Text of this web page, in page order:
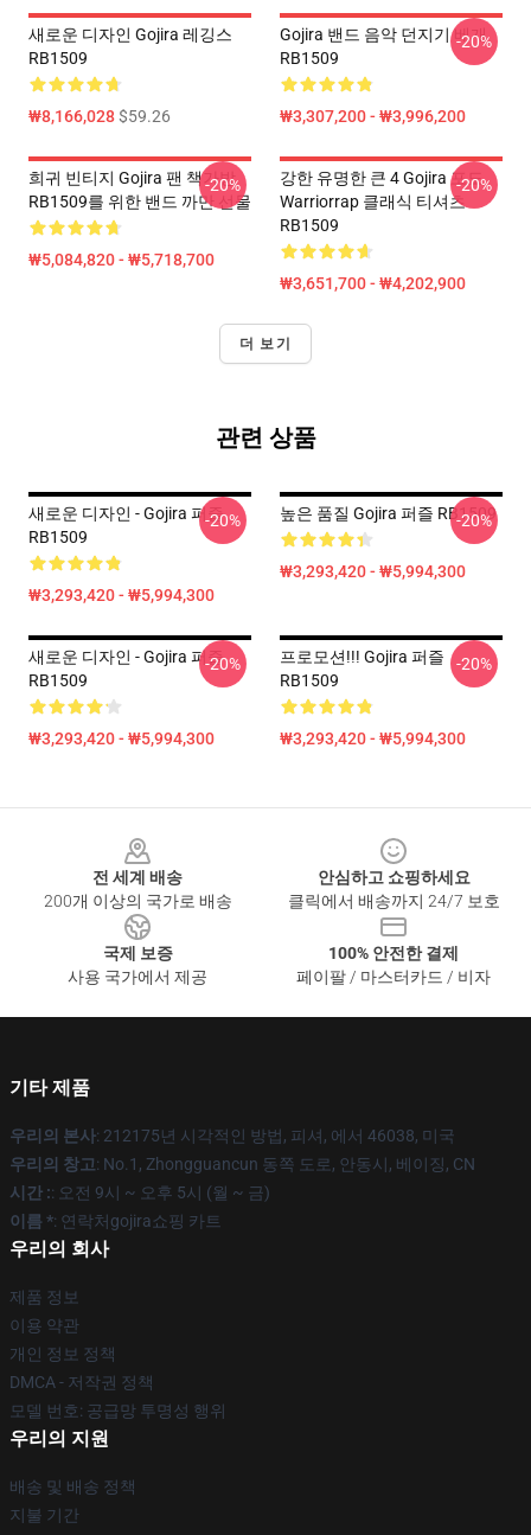
새로운 디자인 Gojira 레깅스
RB1509
₩8,166,028$59.26
Gojira 밴드 음악 던지기 베개
RB1509
₩3,307,200 - ₩3,996,200
-20%
희귀 빈티지 Gojira 팬 책가방
RB1509를 위한 밴드 까만 선물
₩5,084,820 - ₩5,718,700
-20%
강한 유명한 큰 4 Gojira 포도
Warriorrap 클래식 티셔츠
RB1509
₩3,651,700 - ₩4,202,900
-20%
더 보기
관련 상품
새로운 디자인 - Gojira 퍼즐
RB1509
₩3,293,420 - ₩5,994,300
-20% 높은 품질 Gojira 퍼즐 RB1509
₩3,293,420 - ₩5,994,300
-20%
새로운 디자인 - Gojira 퍼즐
RB1509
₩3,293,420 - ₩5,994,300
-20%
프로모션!!! Gojira 퍼즐
RB1509
₩3,293,420 - ₩5,994,300
-20%
전 세계 배송
200개 이상의 국가로 배송
안심하고 쇼핑하세요
클릭에서 배송까지 24/7 보호
국제 보증
사용 국가에서 제공
100% 안전한 결제
페이팔 / 마스터카드 / 비자
기타 제품
우리의 본사: 212175년 시각적인 방법, 피셔, 에서 46038, 미국
우리의 창고: No.1, Zhongguancun 동쪽 도로, 안동시, 베이징, CN
시간 :: 오전 9시 ~ 오후 5시 (월 ~ 금)
이름 *: 연락처gojira쇼핑 카트
우리의 회사
제품 정보
이용 약관
개인 정보 정책
DMCA - 저작권 정책
모델 번호: 공급망 투명성 행위
우리의 지원
배송 및 배송 정책
지불 기간